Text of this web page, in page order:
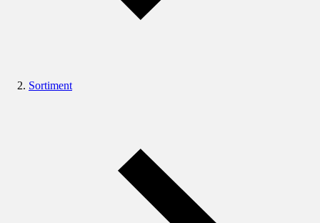
Sortiment